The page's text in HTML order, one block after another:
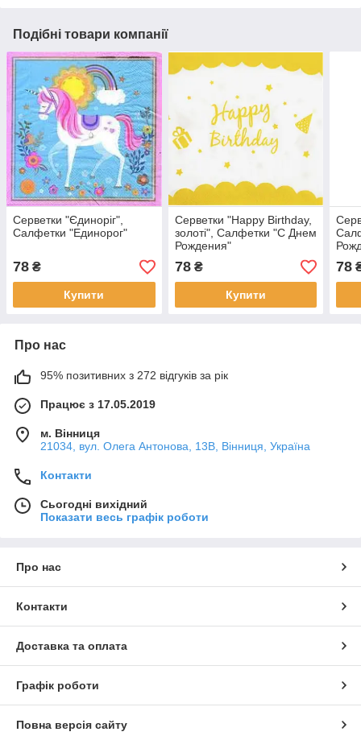
Подібні товари компанії
Серветки "Єдиноріг",
Салфетки "Единорог"
78 ₴
Купити
Серветки "Happy Birthday,
золоті", Салфетки "С Днем
Рождения"
78₴
Купити
78
Про нас
95% позитивних з 272 відгуків за рік
Працює з 17.05.2019
м. Вінниця
21034, вул. Олега Антонова, 13В, Вінниця, Україна
Контакти
Сьогодні вихідний
Показати весь графік роботи
Про нас
Контакти
Доставка та оплата
Графік роботи
Повна версія сайту